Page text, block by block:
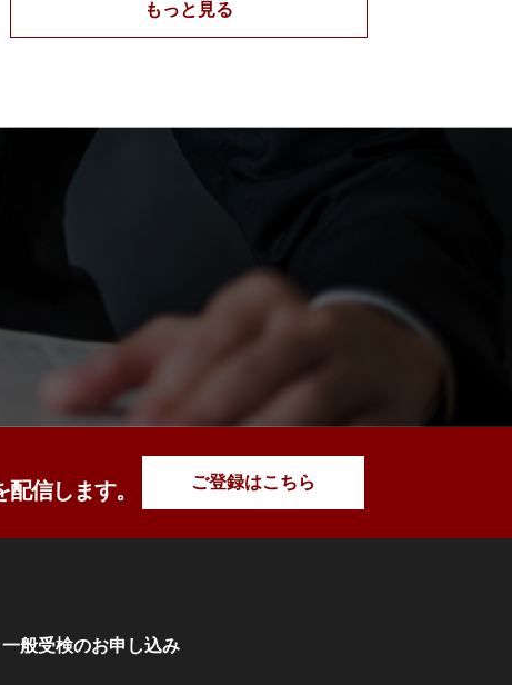
もっと見る
信します。 ご登録はこちら
一般受検のお申し込み